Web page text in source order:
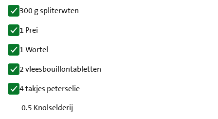
300 g spliterwten
1 Prei
1 Wortel
2 vleesbouillontabletten
4 takjes peterselie
0.5 Knolselderij